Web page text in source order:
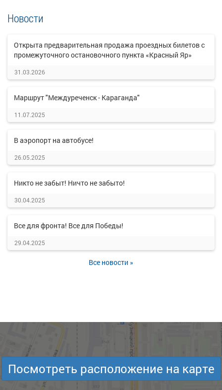
Новости
Открыта предварительная продажа проездных билетов с
промежуточного остановочного пункта «Красный Яр»
31.03.2026
Маршрут "Междуреченск - Караганда"
11.07.2025
В аэропорт на автобусе!
26.05.2025
Никто не забыт! Ничто не забыто!
30.04.2025
Все для фронта! Все для Победы!
29.04.2025
Все новости »
Посмотреть расположение на карте